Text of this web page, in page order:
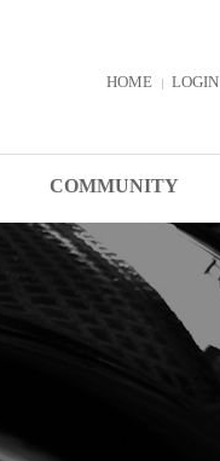
HOME LOGIN
COMMUNITY